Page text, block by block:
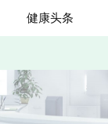
健康头条